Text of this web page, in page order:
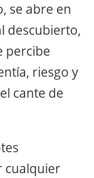
se abre en
descubierto,
percibe
riesgo y
cante de
cualquier